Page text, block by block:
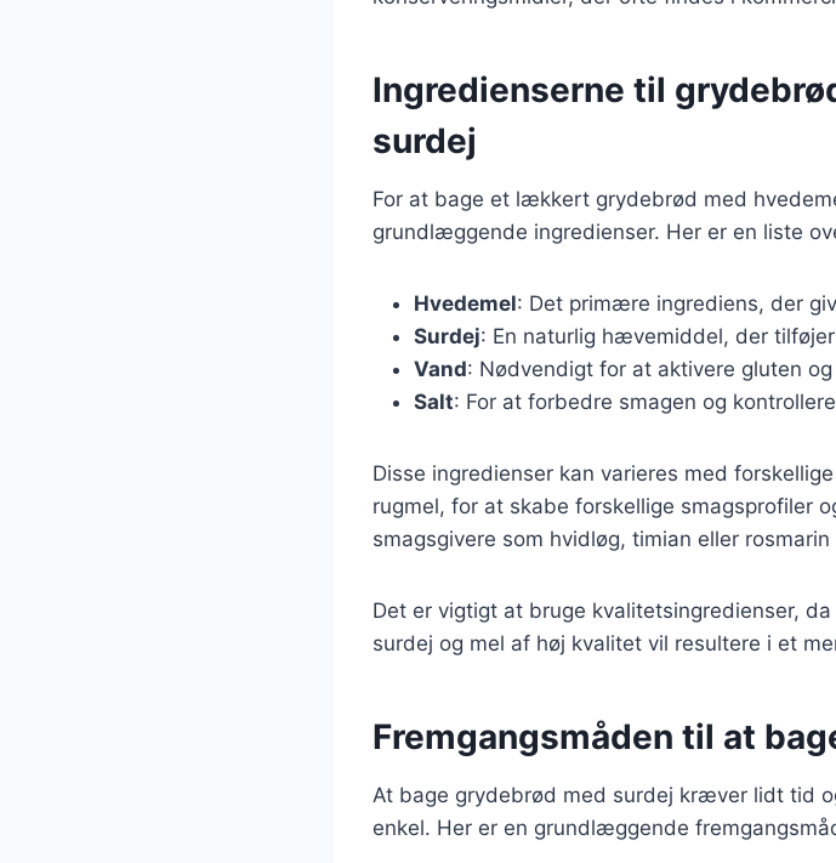
Ingredienserne til
surdej
For at bage et lækkert grydebrød med
grundlæggende ingredienser. Her er en liste
Hvedemel: Det primære ingrediens, der
Surdej: En naturlig hævemiddel, der
Vand: Nødvendigt for at aktivere gluten
Salt: For at forbedre smagen og
Disse ingredienser kan varieres med
rugmel, for at skabe forskellige smagsprofiler
smagsgivere som hvidløg, timian eller
Det er vigtigt at bruge kvalitetsingredienser,
surdej og mel af høj kvalitet vil resultere i et
Fremgangsmåden til at
At bage grydebrød med surdej kræver lidt tid
enkel. Her er en grundlæggende